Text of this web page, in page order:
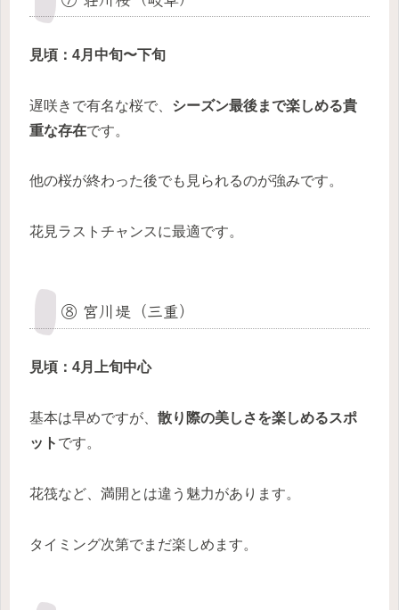
見頃：4月中旬〜下旬
遅咲きで有名な桜で、 シーズン最後まで楽しめる貴
重な存在です。
他の桜が終わった後でも見られるのが強みです。
花見ラストチャンスに最適です。
⑧ 宮川堤（三重）
見頃：4月上旬中心
基本は早めですが、 散り際の美しさを楽しめるスポ
ット です。
花筏など、満開とは違う魅力があります。
タイミング次第でまだ楽しめます。